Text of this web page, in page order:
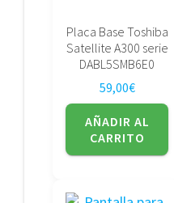
Placa Base Toshiba
Satellite A300 serie
DABL5SMB6E0
59,00€
AÑADIR AL
CARRITO